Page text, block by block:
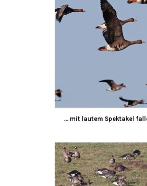
… mit lautem Spektakel